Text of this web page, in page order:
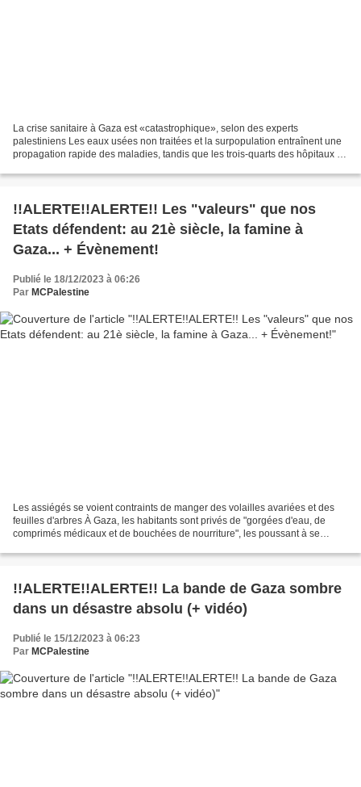
La crise sanitaire à Gaza est «catastrophique», selon des experts
palestiniens Les eaux usées non traitées et la surpopulation entraînent une
propagation rapide des maladies, tandis que les trois-quarts des hôpitaux de
!!ALERTE!!ALERTE!! Les "valeurs" que nos
Etats défendent: au 21è siècle, la famine à
Gaza... + Évènement!
Publié le 18/12/2023 à 06:26
Par MCPalestine
Les assiégés se voient contraints de manger des volailles avariées et des
feuilles d'arbres À Gaza, les habitants sont privés de "gorgées d'eau, de
comprimés médicaux et de bouchées de nourriture", les poussant à se
!!ALERTE!!ALERTE!! La bande de Gaza sombre
dans un désastre absolu (+ vidéo)
Publié le 15/12/2023 à 06:23
Par MCPalestine